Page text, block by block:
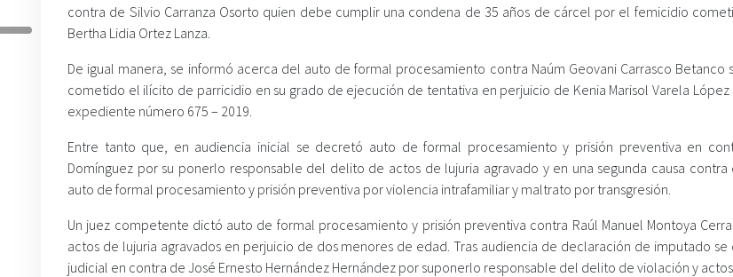
contra de Silvio Carranza Osorto quien debe cumplir una condena de 35 años de cárcel por el femicidio
Bertha Lidia Ortez Lanza.
De igual manera, se informó acerca del auto de formal procesamiento contra Naúm Geovani Carrasco Betanco
cometido el ilícito de parricidio en su grado de ejecución de tentativa en perjuicio de Kenia Marisol Varela López
expediente número 675 – 2019.
Entre tanto que, en audiencia inicial se decretó auto de formal procesamiento y prisión preventiva en
Domínguez por su ponerlo responsable del delito de actos de lujuria agravado y en una segunda causa contra
auto de formal procesamiento y prisión preventiva por violencia intrafamiliar y maltrato por transgresión.
Un juez competente dictó auto de formal procesamiento y prisión preventiva contra Raúl Manuel Montoya
actos de lujuria agravados en perjuicio de dos menores de edad. Tras audiencia de declaración de imputado
judicial en contra de José Ernesto Hernández Hernández por suponerlo responsable del delito de violación y